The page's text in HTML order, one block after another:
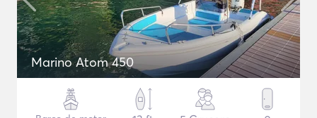
Marino Atom 450